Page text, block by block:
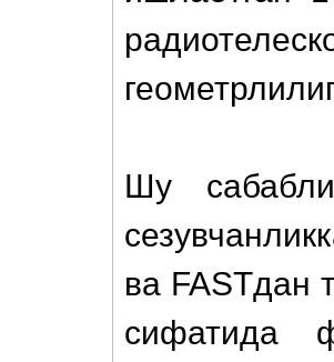
Шу
ва FASTдан
сифатида